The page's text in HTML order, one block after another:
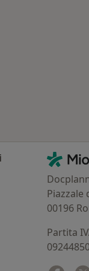
MioDottore
Piazzale
00196
Partita